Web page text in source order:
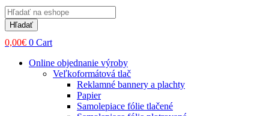
Products
search
Hľadať
0,00€ 0 Cart
Online objednanie výroby
Veľkoformátová tlač
Reklamné bannery a plachty
Papier
Samolepiace fólie tlačené